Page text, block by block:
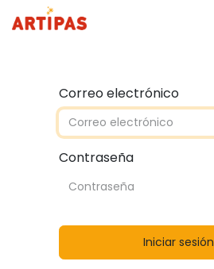
Correo electrónico
Contraseña
Iniciar sesión